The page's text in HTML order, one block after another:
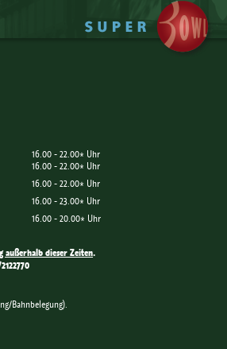
16.00 - 22.00* Uhr
16.00 - 22.00* Uhr
16.00 - 22.00* Uhr
16.00 - 23.00* Uhr
16.00 - 20.00* Uhr
außerhalb dieser Zeiten.
Bahnbelegung).